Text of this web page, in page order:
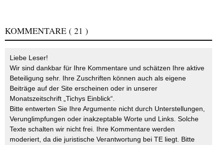
KOMMENTARE ( 21 )
Liebe Leser!
Wir sind dankbar für Ihre Kommentare und schätzen Ihre aktive
Beteiligung sehr. Ihre Zuschriften können auch als eigene
Beiträge auf der Site erscheinen oder in unserer
Monatszeitschrift „Tichys Einblick“.
Bitte entwerten Sie Ihre Argumente nicht durch Unterstellungen,
Verunglimpfungen oder inakzeptable Worte und Links. Solche
Texte schalten wir nicht frei. Ihre Kommentare werden
moderiert, da die juristische Verantwortung bei TE liegt. Bitte